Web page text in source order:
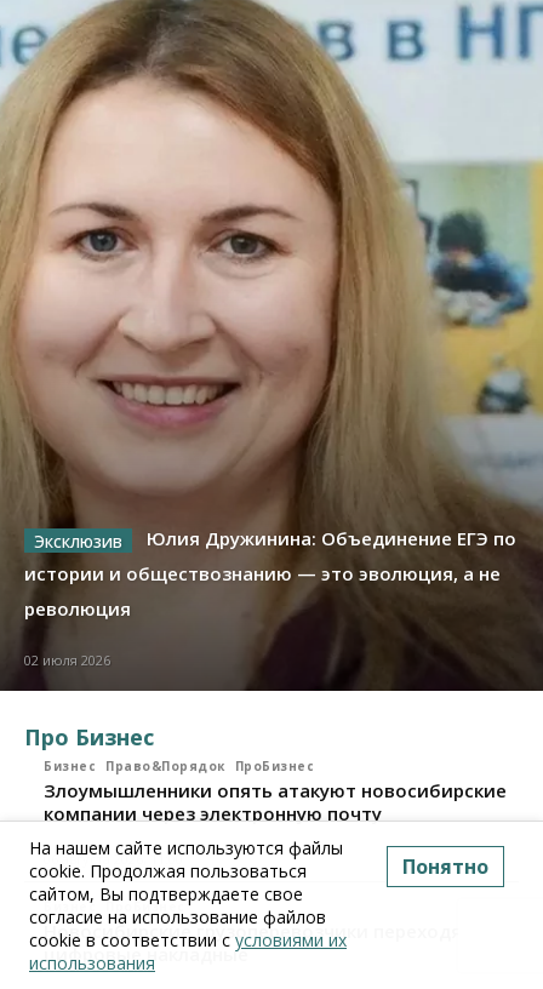
Юлия Дружинина: Объединение ЕГЭ по
истории и обществознанию — это эволюция, а не
революция
02 июля 2026
Про Бизнес
Бизнес Право&Порядок ПроБизнес
Злоумышленники опять атакуют новосибирские
компании через электронную почту
06 августа 2026, 11:00
Бизнес ПроБизнес
Новосибирские грузоперевозчики переходят на
цифровые накладные
На нашем сайте используются файлы
cookie. Продолжая пользоваться
сайтом, Вы подтверждаете свое
согласие на использование файлов
cookie в соответствии с условиями их
использования
Понятно